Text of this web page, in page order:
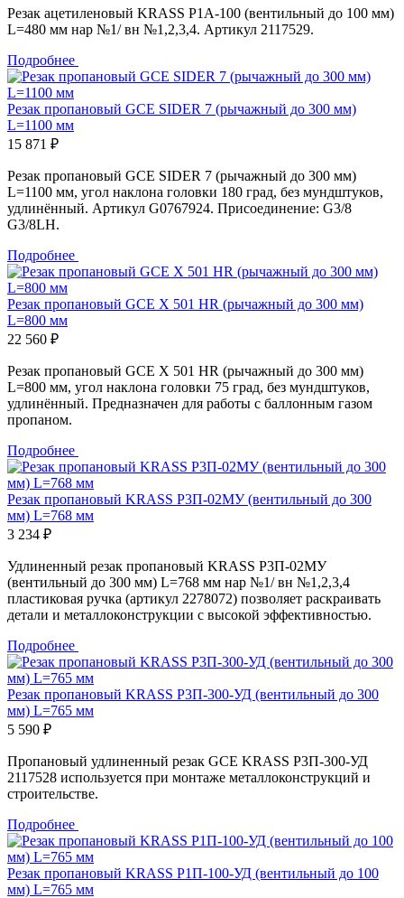
Резак ацетиленовый KRASS Р1А-100 (вентильный до 100 мм)
L=480 мм нар №1/ вн №1,2,3,4. Артикул 2117529.
Подробнее
Резак пропановый GCE SIDER 7 (рычажный до 300 мм)
L=1100 мм
15 871 ₽
Резак пропановый GCE SIDER 7 (рычажный до 300 мм)
L=1100 мм, угол наклона головки 180 град, без мундштуков,
удлинённый. Артикул G0767924. Присоединение: G3/8
G3/8LH.
Подробнее
Резак пропановый GCE X 501 HR (рычажный до 300 мм)
L=800 мм
22 560 ₽
Резак пропановый GCE X 501 HR (рычажный до 300 мм)
L=800 мм, угол наклона головки 75 град, без мундштуков,
удлинённый. Предназначен для работы с баллонным газом
пропаном.
Подробнее
Резак пропановый KRASS Р3П-02МУ (вентильный до 300
мм) L=768 мм
3 234 ₽
Удлиненный резак пропановый KRASS Р3П-02МУ
(вентильный до 300 мм) L=768 мм нар №1/ вн №1,2,3,4
пластиковая ручка (артикул 2278072) позволяет раскраивать
детали и металлоконструкции с высокой эффективностью.
Подробнее
Резак пропановый KRASS Р3П-300-УД (вентильный до 300
мм) L=765 мм
5 590 ₽
Пропановый удлиненный резак GCE KRASS Р3П-300-УД
2117528 используется при монтаже металлоконструкций и
строительстве.
Подробнее
Резак пропановый KRASS Р1П-100-УД (вентильный до 100
мм) L=765 мм